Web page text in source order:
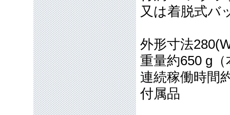
又は着脱式バ
外形寸法
重量約650 g
連続稼働時間
付属品